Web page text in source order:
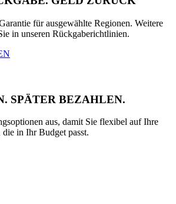
für ausgewählte Regionen. Weitere
in unseren Rückgaberichtlinien.
SPÄTER BEZAHLEN.
aus, damit Sie flexibel auf Ihre
in Ihr Budget passt.